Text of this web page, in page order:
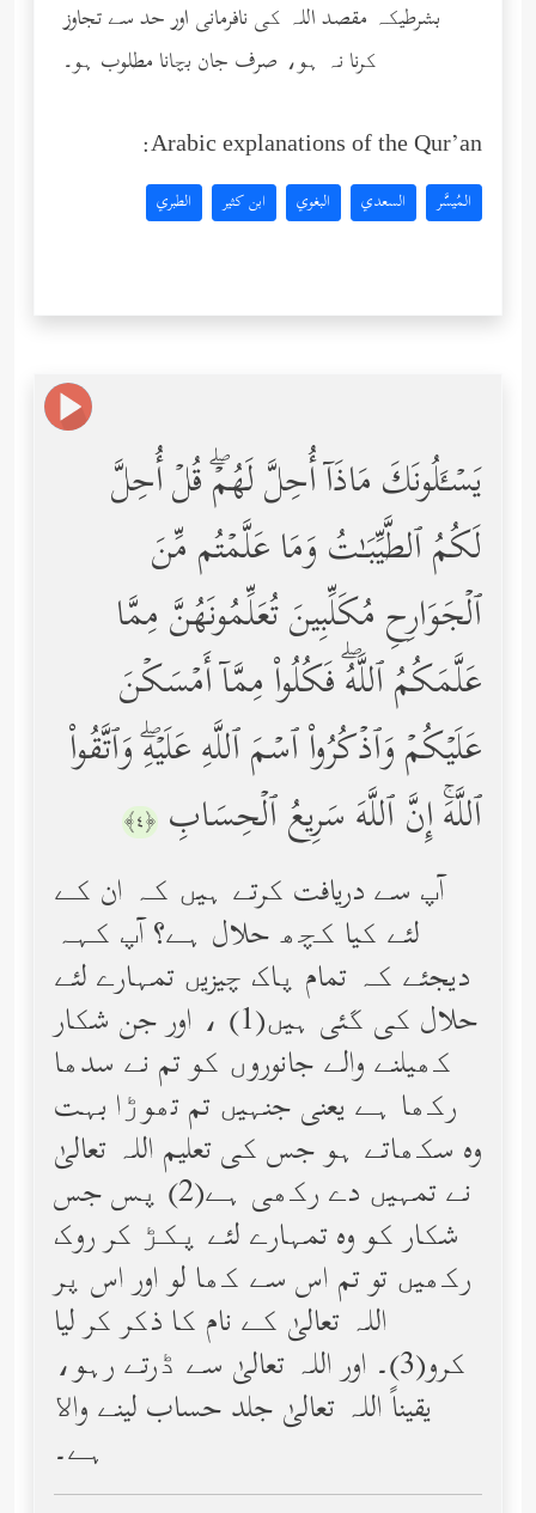
بشرطیکہ مقصد اللہ کی نافرمانی اور حد سے تجاوز
کرنا نہ ہو، صرف جان بچانا مطلوب ہو۔
Arabic explanations of the Qur’an:
المُيسَّر السعدي البغوي ابن كثير الطبري
یَسۡـَٔلُونَكَ مَاذَاۤ أُحِلَّ لَهُمۡۖ قُلۡ أُحِلَّ
لَكُمُ ٱلطَّیِّبَـٰتُ وَمَا عَلَّمۡتُم مِّنَ
ٱلۡجَوَارِحِ مُكَلِّبِینَ تُعَلِّمُونَهُنَّ مِمَّا
عَلَّمَكُمُ ٱللَّهُۖ فَكُلُواْ مِمَّاۤ أَمۡسَكۡنَ
عَلَیۡكُمۡ وَٱذۡكُرُواْ ٱسۡمَ ٱللَّهِ عَلَیۡهِۖ وَٱتَّقُواْ
ٱللَّهَۚ إِنَّ ٱللَّهَ سَرِیعُ ٱلۡحِسَابِ ﴿٤﴾
آپ سے دریافت کرتے ہیں کہ ان کے
لئے کیا کچھ حلال ہے؟ آپ کہہ
دیجئے کہ تمام پاک چیزیں تمہارے لئے
حلال کی گئی ہیں(1) ، اور جن شکار
کھیلنے والے جانوروں کو تم نے سدھا
رکھا ہے یعنی جنہیں تم تھوڑا بہت
وه سکھاتے ہو جس کی تعلیم اللہ تعالیٰ
نے تمہیں دے رکھی ہے(2) پس جس
شکار کو وه تمہارے لئے پکڑ کر روک
رکھیں تو تم اس سے کھا لو اور اس پر
اللہ تعالیٰ کے نام کا ذکر کر لیا
کرو(3)۔ اور اللہ تعالیٰ سے ڈرتے رہو،
یقیناً اللہ تعالیٰ جلد حساب لینے واﻻ
ہے۔